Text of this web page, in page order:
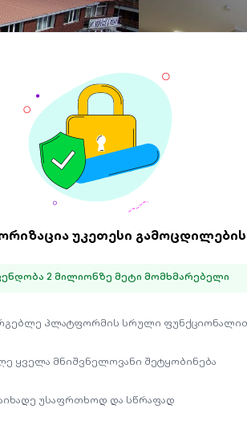
პირობები